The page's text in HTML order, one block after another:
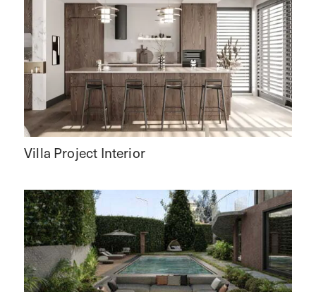
Villa Project Interior